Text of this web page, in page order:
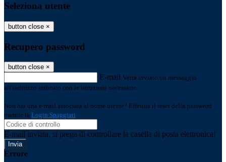
Seleziona utente
button close ×
Recupero password
button close ×
E-mail Verrà inviato un messaggio
all'indirizzo indicato con le istruzioni necessarie.
Non hai una e-mail associata al nome utente? Effettua il reset della password
tramite la Login Spaggiari
E-mail inviata, si prega di controllare la casella di posta elettronica!
Errore